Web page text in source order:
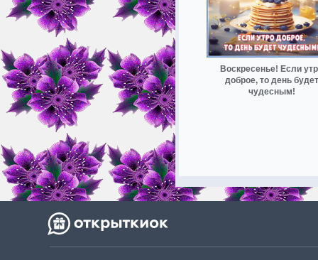
Воскресенье! Если
доброе, то день будет
чудесным!